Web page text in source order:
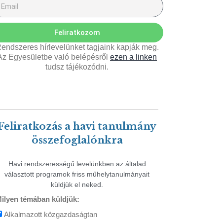
Feliratkozom
hírlevelünket tagjaink kapják meg.
Egyesületbe való belépésről ezen a linken
tudsz tájékozódni.
a havi tanulmány
összefoglalónkra
Havi rendszerességű levelünkben az általad
választott programok friss műhelytanulmányait
küldjük el neked.
témában küldjük:
Alkalmazott közgazdaságtan